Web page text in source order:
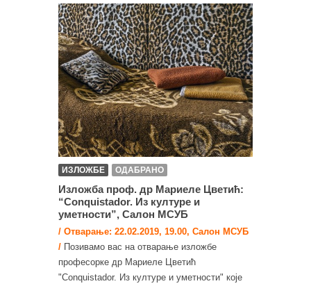
ИЗЛОЖБЕ ОДАБРАНО
Изложба проф. др Мариеле Цветић:
“Conquistador. Из културе и
уметности”, Салон МСУБ
/ Отварање: 22.02.2019, 19.00, Салон МСУБ
/ Позивамо вас на отварање изложбе
професорке др Мариеле Цветић
"Conquistador. Из културе и уметности" које